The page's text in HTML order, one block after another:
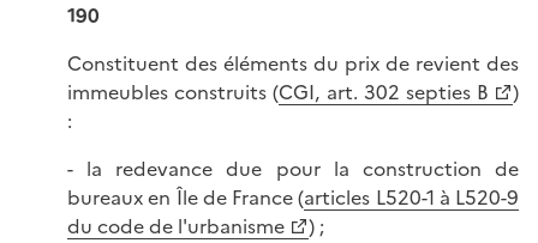
190
Constituent des éléments du prix de revient des
immeubles construits (CGI, art. 302 septies B
)
:
- la redevance due pour la construction de
bureaux en Île de France (articles L520-1 à L520-9
du code de l'urbanisme
) ;